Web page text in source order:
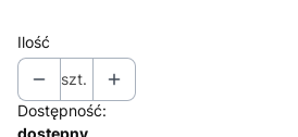
Ilość
szt.
Dostępność:
dostępny